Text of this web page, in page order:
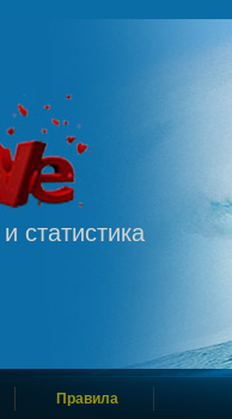
статистика
Правила